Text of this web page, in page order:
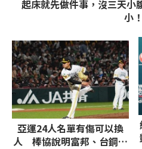
起床就先做件事，沒三天小
小！
亞運24人名單有傷可以換
人 棒協說明富邦、台鋼列